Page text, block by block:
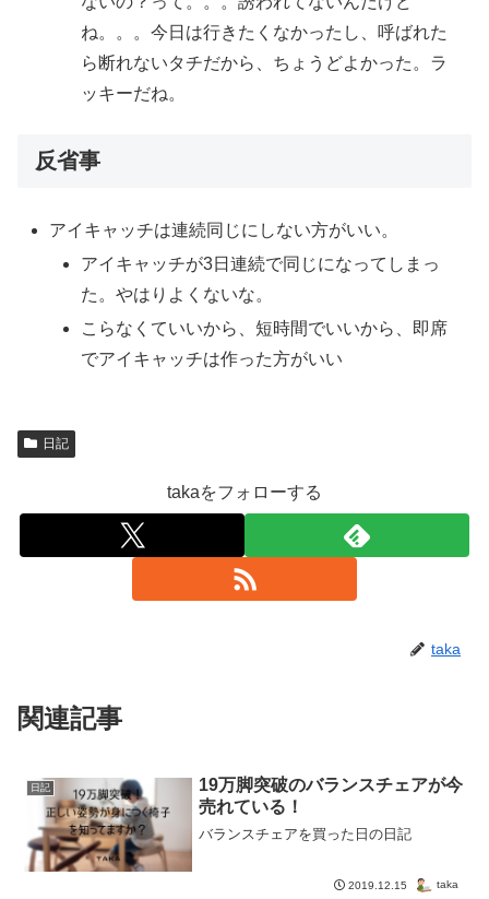
ね。。。今日は行きたくなかったし、呼ばれた
ら断れないタチだから、ちょうどよかった。ラ
ッキーだね。
反省事
アイキャッチは連続同じにしない方がいい。
アイキャッチが3日連続で同じになってしまっ
た。やはりよくないな。
こらなくていいから、短時間でいいから、即席
でアイキャッチは作った方がいい
日記
takaをフォローする
taka
関連記事
日記
19万脚突破のバランスチェアが今
売れている！
バランスチェアを買った日の日記
2019.12.15 taka